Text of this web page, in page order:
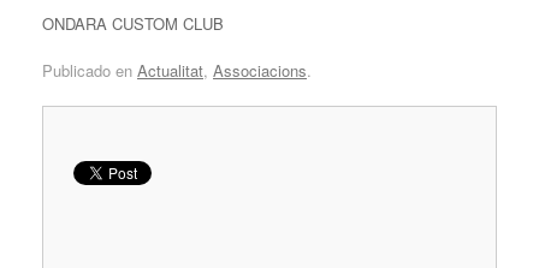
ONDARA CUSTOM CLUB
Publicado en Actualitat, Associacions.